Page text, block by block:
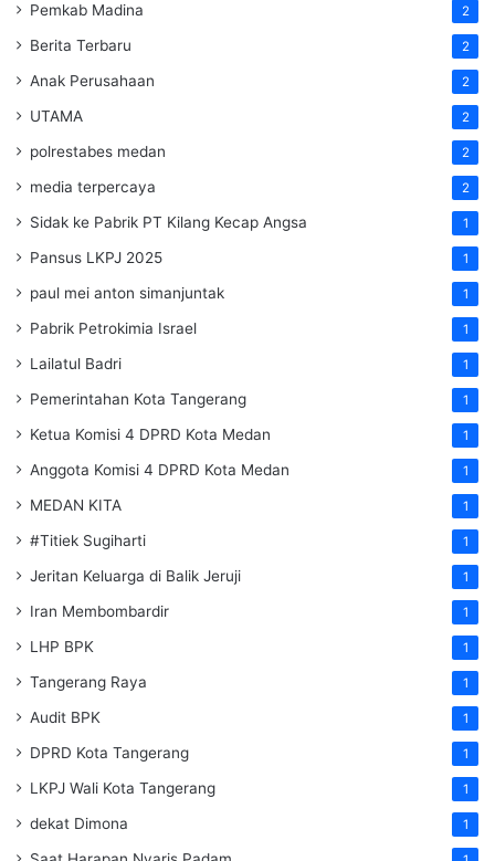
Pemkab Madina 2
Berita Terbaru 2
Anak Perusahaan 2
UTAMA 2
polrestabes medan 2
media terpercaya 2
Sidak ke Pabrik PT Kilang Kecap Angsa 1
Pansus LKPJ 2025 1
paul mei anton simanjuntak 1
Pabrik Petrokimia Israel 1
Lailatul Badri 1
Pemerintahan Kota Tangerang 1
Ketua Komisi 4 DPRD Kota Medan 1
Anggota Komisi 4 DPRD Kota Medan 1
MEDAN KITA 1
#Titiek Sugiharti 1
Jeritan Keluarga di Balik Jeruji 1
Iran Membombardir 1
LHP BPK 1
Tangerang Raya 1
Audit BPK 1
DPRD Kota Tangerang 1
LKPJ Wali Kota Tangerang 1
dekat Dimona 1